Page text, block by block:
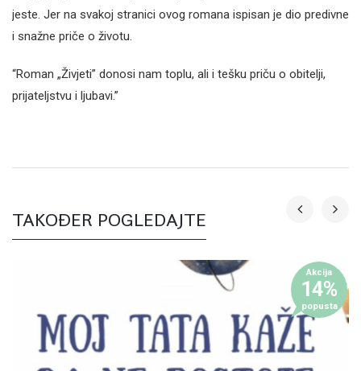
jeste. Jer na svakoj stranici ovog romana ispisan je dio predivne
i snažne priče o životu.
“Roman „Živjeti” donosi nam toplu, ali i tešku priču o obitelji,
prijateljstvu i ljubavi.”
TAKOĐER POGLEDAJTE
Akcija
14%
popusta